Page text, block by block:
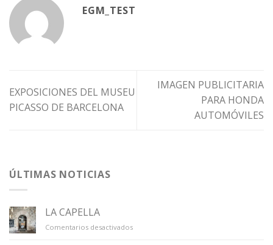
EGM_TEST
EXPOSICIONES DEL MUSEU
PICASSO DE BARCELONA
IMAGEN PUBLICITARIA
PARA HONDA
AUTOMÓVILES
ÚLTIMAS NOTICIAS
LA CAPELLA
Comentarios desactivadosen